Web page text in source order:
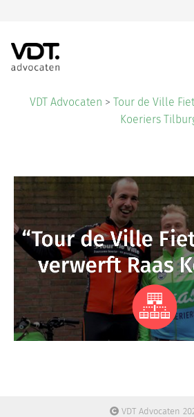
VDT Advocaten > Tour de Ville
Koeriers
VDT Advocaten